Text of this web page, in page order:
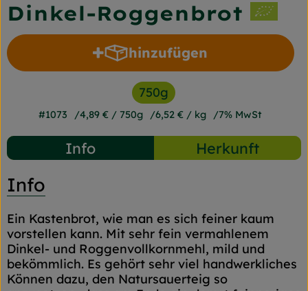
So geht's
Unsere Kisten
Blog
Jetzt bestellen
Dinkel-Roggenbrot
hinzufügen
Produkt zum Warenkorb
750g
#1073 4,89 € / 750g 6,52 € / kg 7% MwSt
Info Herkunft
Info
Ein Kastenbrot, wie man es sich feiner kaum
vorstellen kann. Mit sehr fein vermahlenem
Dinkel- und Roggenvollkornmehl, mild und
bekömmlich. Es gehört sehr viel handwerkliches
Können dazu, den Natursauerteig so